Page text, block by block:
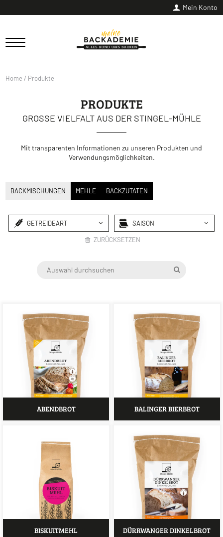
Mein Konto
Home / Produkte
PRODUKTE
GROSSE VIELFALT AUS DER STINGEL-MÜHLE
Mit transparenten Informationen zu unseren Produkten und
Verwendungsmöglichkeiten.
BACKMISCHUNGEN MEHLE BACKZUTATEN
GETREIDEART
HAFER
SAISON
GRILLEN
ZURÜCKSETZEN
ABENDBROT BALINGER BIERBROT
BISKUITMEHL DÜRRWANGER DINKELBROT